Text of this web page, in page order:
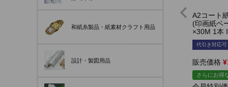
和紙糸製品・紙素材クラフト用品
設計・製図用品
A2コート
(印画紙ベ
×30M 1本
代引き対応可
販売価格 ¥
さらにお得